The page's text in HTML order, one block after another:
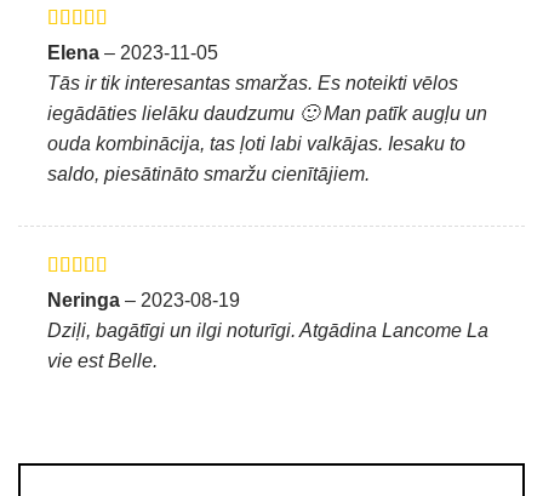
Novērtēts ar
5no 5
Elena – 2023-11-05
Tās ir tik interesantas smaržas. Es noteikti vēlos
iegādāties lielāku daudzumu 🙂 Man patīk augļu un
ouda kombinācija, tas ļoti labi valkājas. Iesaku to
saldo, piesātināto smaržu cienītājiem.
Novērtēts ar
Neringa – 2023-08-19
Dziļi, bagātīgi un ilgi noturīgi. Atgādina Lancome La
vie est Belle.